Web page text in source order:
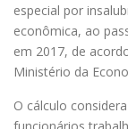
especial por
econômica, ao
em 2017, de
Ministério da
O cálculo